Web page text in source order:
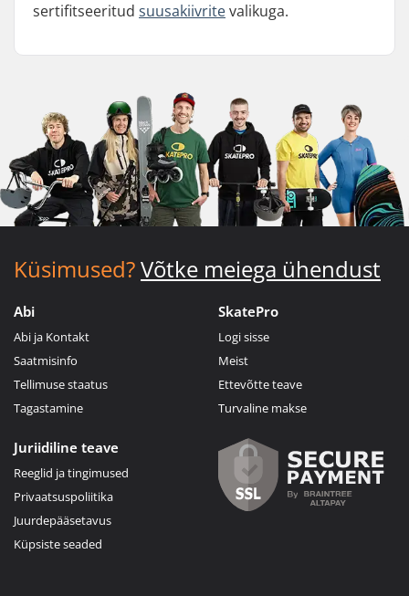
sertifitseeritud suusakiivritevalikuga.
Küsimused?Võtke meiega ühendust
Abi
Abi ja Kontakt
Saatmisinfo
Tellimuse staatus
Tagastamine
SkatePro
Logi sisse
Meist
Ettevõtte teave
Turvaline makse
Juriidiline teave
Reeglid ja tingimused
Privaatsuspoliitika
Juurdepääsetavus
Küpsiste seaded